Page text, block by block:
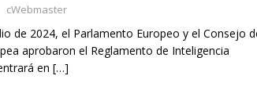
cWebmaster
de 2024, el Parlamento Europeo y el Consejo
aprobaron el Reglamento de Inteligencia
en […]